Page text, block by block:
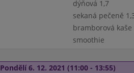
dýňová 1,7
sekaná pečeně
bramborová
smoothie
Pondělí 6. 12. 2021 (11:00 - 13:55)